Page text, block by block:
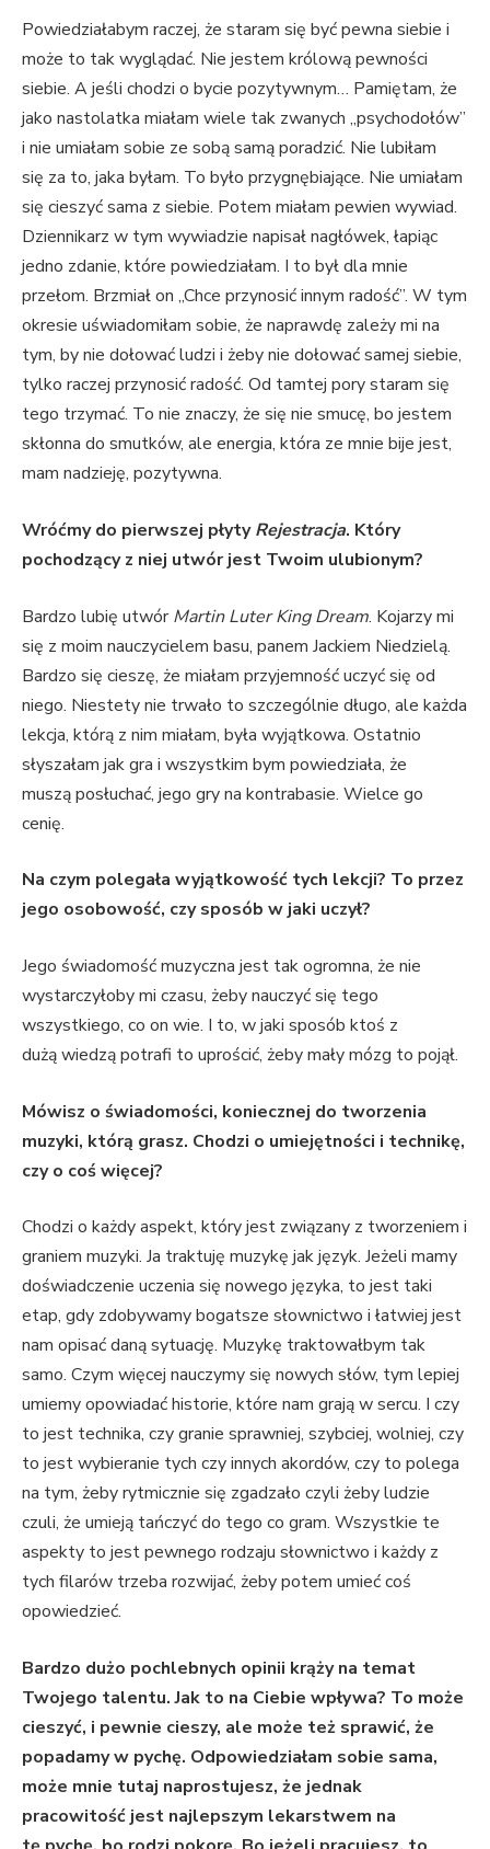
Powiedziałabym raczej, że staram się być pewna siebie i
może to tak wyglądać. Nie jestem królową pewności
siebie. A jeśli chodzi o bycie pozytywnym… Pamiętam, że
jako nastolatka miałam wiele tak zwanych „psychodołów”
i nie umiałam sobie ze sobą samą poradzić. Nie lubiłam
się za to, jaka byłam. To było przygnębiające. Nie umiałam
się cieszyć sama z siebie. Potem miałam pewien wywiad.
Dziennikarz w tym wywiadzie napisał nagłówek, łapiąc
jedno zdanie, które powiedziałam. I to był dla mnie
przełom. Brzmiał on „Chce przynosić innym radość”. W tym
okresie uświadomiłam sobie, że naprawdę zależy mi na
tym, by nie dołować ludzi i żeby nie dołować samej siebie,
tylko raczej przynosić radość. Od tamtej pory staram się
tego trzymać. To nie znaczy, że się nie smucę, bo jestem
skłonna do smutków, ale energia, która ze mnie bije jest,
mam nadzieję, pozytywna.
Wróćmy do pierwszej płytyRejestracja. Który
pochodzący z niej utwór jest Twoim ulubionym?
Bardzo lubię utwórMartin Luter King Dream. Kojarzy mi
się z moim nauczycielem basu, panem Jackiem Niedzielą.
Bardzo się cieszę, że miałam przyjemność uczyć się od
niego. Niestety nie trwało to szczególnie długo, ale każda
lekcja, którą z nim miałam, była wyjątkowa. Ostatnio
słyszałam jak gra i wszystkim bym powiedziała, że
muszą posłuchać, jego gry na kontrabasie. Wielce go
cenię.
Na czym polegała wyjątkowość tych lekcji? To przez
jego osobowość, czy sposób w jaki uczył?
Jego świadomość muzyczna jest tak ogromna, że nie
wystarczyłoby mi czasu, żeby nauczyć się tego
wszystkiego, co on wie. I to, w jaki sposób ktoś z
dużą wiedzą potrafi to uprościć, żeby mały mózg to pojął.
Mówisz o świadomości, koniecznej do tworzenia
muzyki, którą grasz. Chodzi o umiejętności i technikę,
czy o coś więcej?
Chodzi o każdy aspekt, który jest związany z tworzeniem i
graniem muzyki. Ja traktuję muzykę jak język. Jeżeli mamy
doświadczenie uczenia się nowego języka, to jest taki
etap, gdy zdobywamy bogatsze słownictwo i łatwiej jest
nam opisać daną sytuację. Muzykę traktowałbym tak
samo. Czym więcej nauczymy się nowych słów, tym lepiej
umiemy opowiadać historie, które nam grają w sercu. I czy
to jest technika, czy granie sprawniej, szybciej, wolniej, czy
to jest wybieranie tych czy innych akordów, czy to polega
na tym, żeby rytmicznie się zgadzało czyli żeby ludzie
czuli, że umieją tańczyć do tego co gram. Wszystkie te
aspekty to jest pewnego rodzaju słownictwo i każdy z
tych filarów trzeba rozwijać, żeby potem umieć coś
opowiedzieć.
Bardzo dużo pochlebnych opinii krąży na temat
Twojego talentu. Jak to na Ciebie wpływa? To może
cieszyć, i pewnie cieszy, ale może też sprawić, że
popadamy w pychę. Odpowiedziałam sobie sama,
może mnie tutaj naprostujesz, że jednak
pracowitość jest najlepszym lekarstwem na